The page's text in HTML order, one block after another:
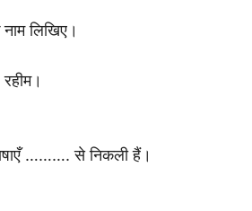
लिखिए।
………. से निकली हैं।